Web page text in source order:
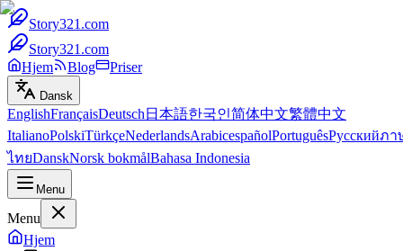
Story321.com
Story321.com
Hjem
Blog Priser
Dansk
EnglishFrançaisDeutsch 日本語한국인简体中文繁體中文
ItalianoPolskiTürkçeNederlandsArabicespañolPortuguêsРусскийภา
ไทยDanskNorsk bokmålBahasa Indonesia
Menu
Menu
Hjem